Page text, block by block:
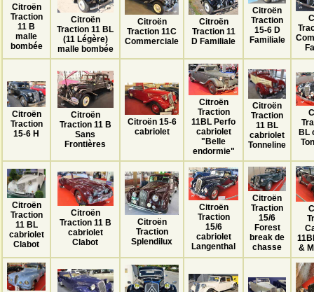
Citroën
Traction
11 B
malle
bombée
Citroën
Traction 11 BL
(11 Légère)
malle bombée
Citroën
Traction 11C
Commerciale
Citroën
Traction 11
D Familiale
Citroën
Traction
15-6 D
Familiale
Citroën
Traction
15-6 H
Citroën
Traction 11 B
Sans
Frontières
Citroën 15-6
cabriolet
Citroën
Traction
11BL Perfo
cabriolet
"Belle
endormie"
Citroën
Traction
11 BL
cabriolet
Tonneline
BL
Citroën
Traction
11 BL
cabriolet
Clabot
Citroën
Traction 11 B
cabriolet
Clabot
Citroën
Traction
Splendilux
Citroën
Traction
15/6
cabriolet
Langenthal
Citroën
Traction
15/6
Forest
break de
chasse
&